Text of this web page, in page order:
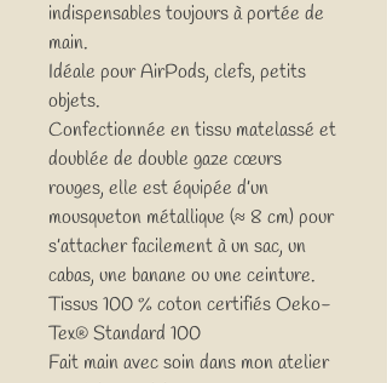
indispensables toujours à portée de
main.
Idéale pour AirPods, clefs, petits
objets.
Confectionnée en tissu matelassé et
doublée de double gaze cœurs
rouges, elle est équipée d’un
mousqueton métallique (≈ 8 cm) pour
s’attacher facilement à un sac, un
cabas, une banane ou une ceinture.
Tissus 100 % coton certifiés Oeko-
Tex® Standard 100
Fait main avec soin dans mon atelier